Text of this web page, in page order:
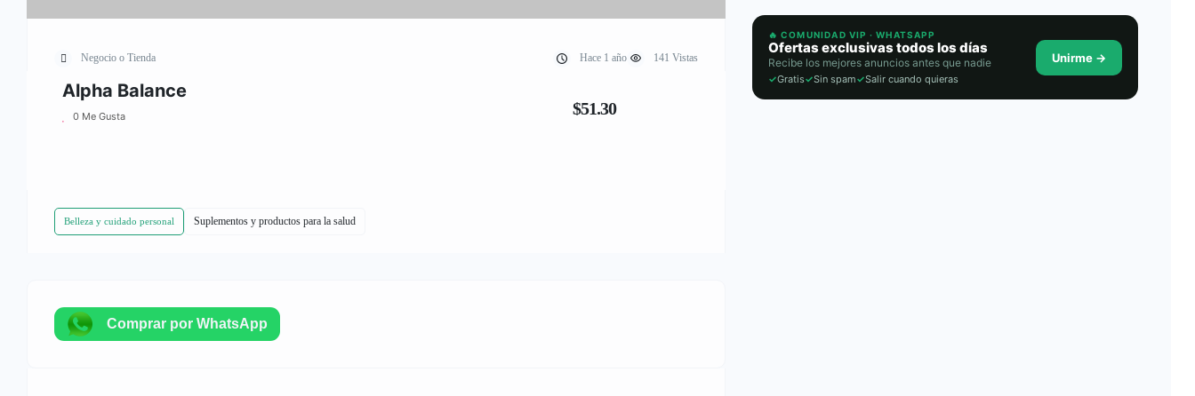
Negocio o Tienda Hace 1 año 141 Vistas
Alpha Balance
0 Me Gusta $51.30
Belleza y cuidado personal Suplementos y productos para la salud
Comprar por WhatsApp
🔥 COMUNIDAD VIP · WHATSAPP
Ofertas exclusivas todos los días
Recibe los mejores anuncios antes que nadie
✓Gratis✓Sin spam✓Salir cuando quieras
Unirme →